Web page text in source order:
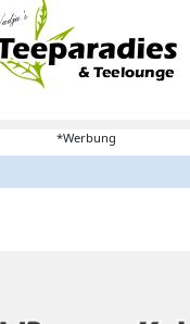
*Werbung